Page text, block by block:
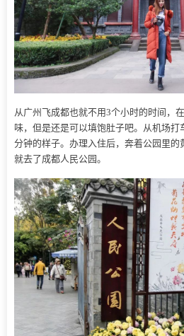
从广州飞成都也就不用3个小时的时间，
味，但是还是可以填饱肚子吧。从机场打
分钟的样子。办理入住后，奔着公园里的
就去了成都人民公园。